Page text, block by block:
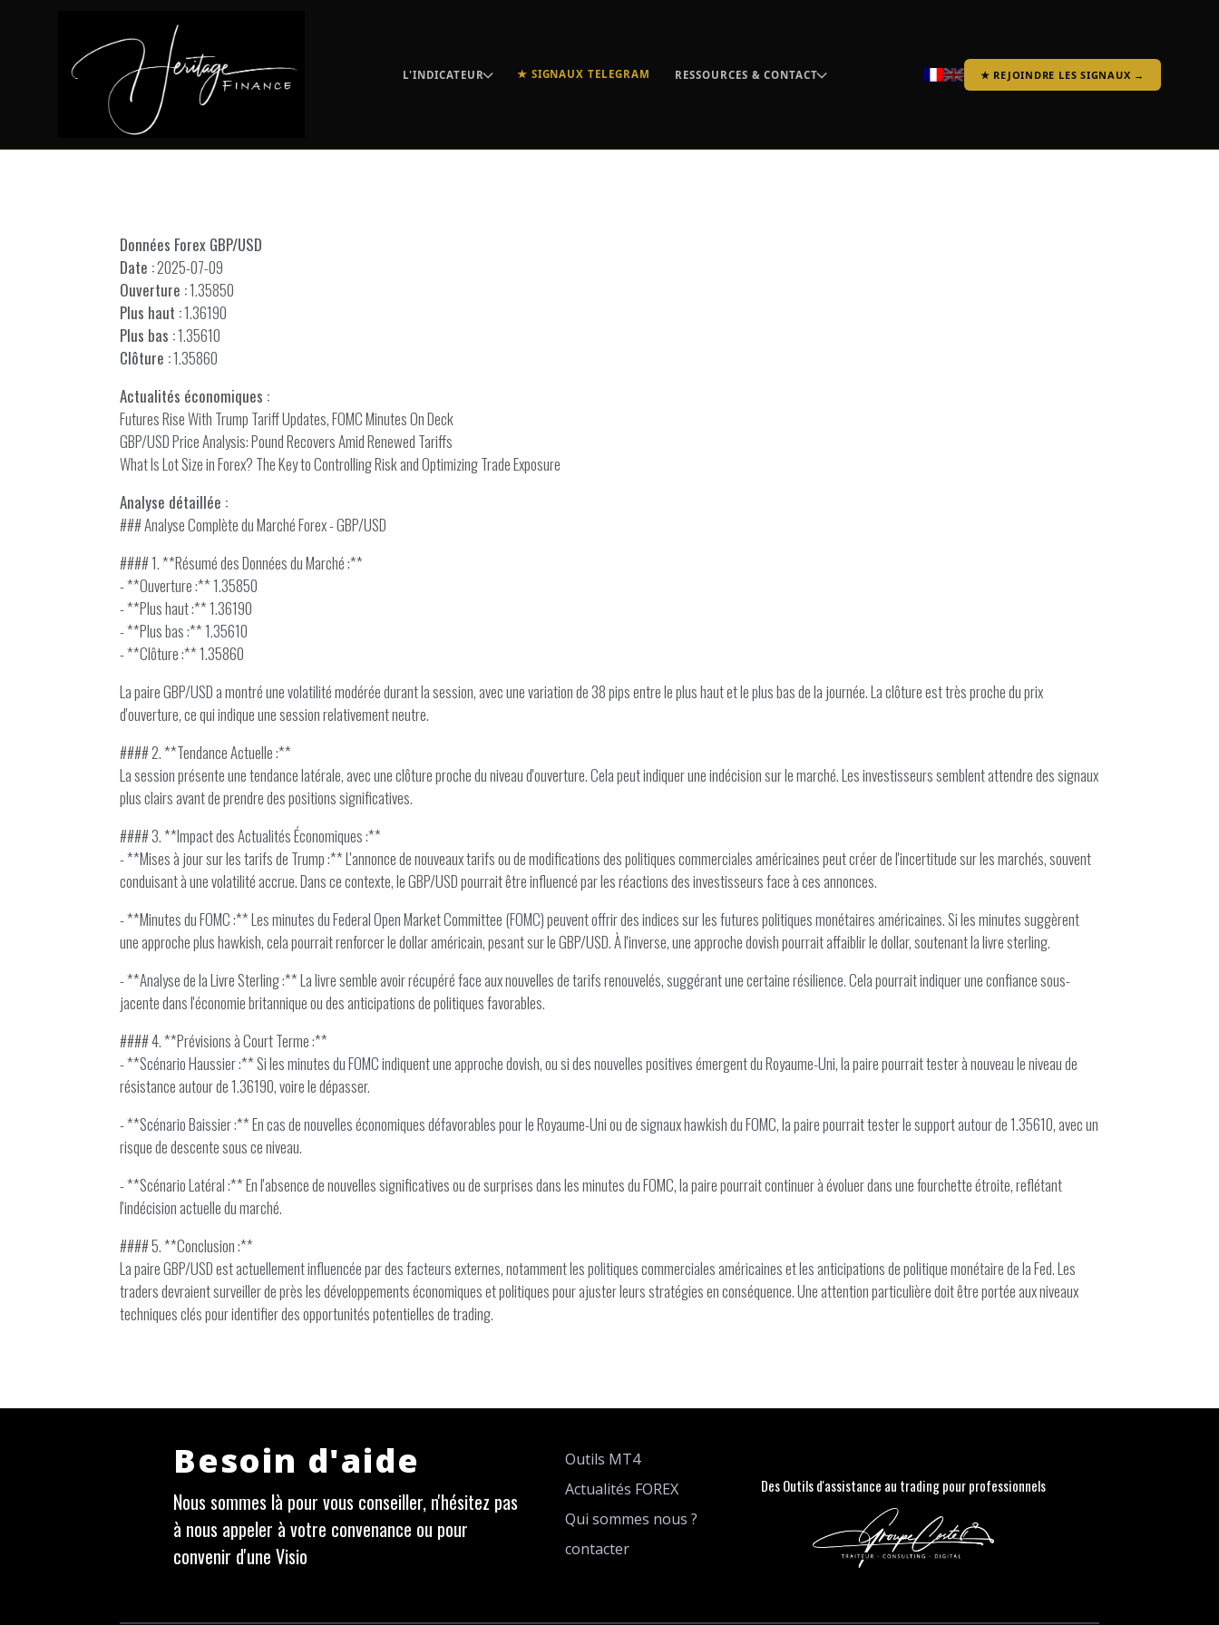
L'INDICATEUR ★ SIGNAUX TELEGRAM RESSOURCES & CONTACT ★ REJOINDRE LES SIGNAUX →
Données Forex GBP/USD
Date :2025-07-09
Ouverture :1.35850
Plus haut :1.36190
Plus bas :1.35610
Clôture :1.35860
Actualités économiques :
Futures Rise With Trump Tariff Updates, FOMC Minutes On Deck
GBP/USD Price Analysis: Pound Recovers Amid Renewed Tariffs
What Is Lot Size in Forex? The Key to Controlling Risk and Optimizing Trade Exposure
Analyse détaillée :
### Analyse Complète du Marché Forex - GBP/USD
#### 1. **Résumé des Données du Marché :**
- **Ouverture :** 1.35850
- **Plus haut :** 1.36190
- **Plus bas :** 1.35610
- **Clôture :** 1.35860
La paire GBP/USD a montré une volatilité modérée durant la session, avec une variation de 38 pips entre le plus haut et le plus bas de la journée. La clôture est très proche du prix
d'ouverture, ce qui indique une session relativement neutre.
#### 2. **Tendance Actuelle :**
La session présente une tendance latérale, avec une clôture proche du niveau d'ouverture. Cela peut indiquer une indécision sur le marché. Les investisseurs semblent attendre des signaux
plus clairs avant de prendre des positions significatives.
#### 3. **Impact des Actualités Économiques :**
- **Mises à jour sur les tarifs de Trump :** L'annonce de nouveaux tarifs ou de modifications des politiques commerciales américaines peut créer de l'incertitude sur les marchés, souvent
conduisant à une volatilité accrue. Dans ce contexte, le GBP/USD pourrait être influencé par les réactions des investisseurs face à ces annonces.
- **Minutes du FOMC :** Les minutes du Federal Open Market Committee (FOMC) peuvent offrir des indices sur les futures politiques monétaires américaines. Si les minutes suggèrent
une approche plus hawkish, cela pourrait renforcer le dollar américain, pesant sur le GBP/USD. À l'inverse, une approche dovish pourrait affaiblir le dollar, soutenant la livre sterling.
- **Analyse de la Livre Sterling :** La livre semble avoir récupéré face aux nouvelles de tarifs renouvelés, suggérant une certaine résilience. Cela pourrait indiquer une confiance sous-
jacente dans l'économie britannique ou des anticipations de politiques favorables.
#### 4. **Prévisions à Court Terme :**
- **Scénario Haussier :** Si les minutes du FOMC indiquent une approche dovish, ou si des nouvelles positives émergent du Royaume-Uni, la paire pourrait tester à nouveau le niveau de
résistance autour de 1.36190, voire le dépasser.
- **Scénario Baissier :** En cas de nouvelles économiques défavorables pour le Royaume-Uni ou de signaux hawkish du FOMC, la paire pourrait tester le support autour de 1.35610, avec un
risque de descente sous ce niveau.
- **Scénario Latéral :** En l'absence de nouvelles significatives ou de surprises dans les minutes du FOMC, la paire pourrait continuer à évoluer dans une fourchette étroite, reflétant
l'indécision actuelle du marché.
#### 5. **Conclusion :**
La paire GBP/USD est actuellement influencée par des facteurs externes, notamment les politiques commerciales américaines et les anticipations de politique monétaire de la Fed. Les
traders devraient surveiller de près les développements économiques et politiques pour ajuster leurs stratégies en conséquence. Une attention particulière doit être portée aux niveaux
techniques clés pour identifier des opportunités potentielles de trading.
Besoin d'aide
Nous sommes là pour vous conseiller, n'hésitez pas
à nous appeler à votre convenance ou pour
convenir d'une Visio
Outils MT4
Actualités FOREX
Qui sommes nous ?
contacter
Des Outils d'assistance au trading pour professionnels